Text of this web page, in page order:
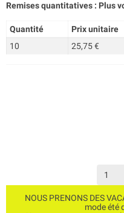
Remises quantitatives : Plus
Quantité Prix unitaire
10
25,75 €
NOUS PRENONS DES
mode été